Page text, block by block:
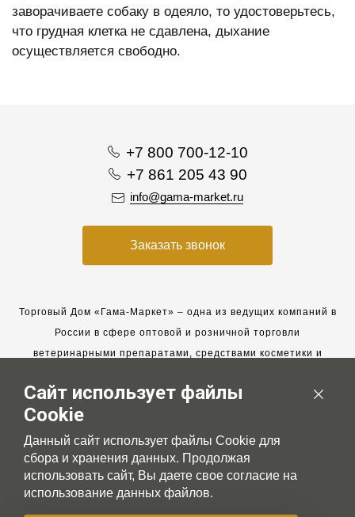
заворачиваете собаку в одеяло, то удостоверьтесь,
что грудная клетка не сдавлена, дыхание
осуществляется свободно.
+7 800 700-12-10
+7 861 205 43 90
info@gama-market.ru
Заказать звонок
Торговый Дом «Гама-Маркет» – одна из ведущих компаний в
России в сфере оптовой и розничной торговли
ветеринарными препаратами, средствами косметики и
Мы работаем с 2005 года. Мы приглашаем к сотрудничеству
новых клиентов и всегда рассчитываем на взаимовыгодные,
долгосрочные партнерские отношения.
Сайт использует файлы
Cookie
Данный сайт использует файлы Cookie для
сбора и хранения данных. Продолжая
использовать сайт, Вы даете свое согласие на
использование данных файлов.